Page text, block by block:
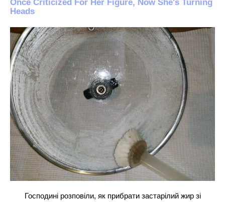
Господині розповіли, як прибрати застарілий жир зі